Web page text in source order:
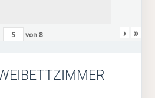
von8 › »